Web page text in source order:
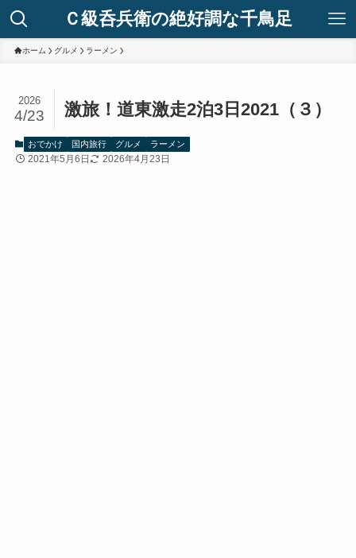
Ｃ級呑兵衛の絶好調な千鳥足
ホーム グルメ ラーメン
激旅！道東激走2泊3日2021（３）
2026
4/23
おでかけ 国内旅行 グルメ ラーメン
2021年5月6日 2026年4月23日